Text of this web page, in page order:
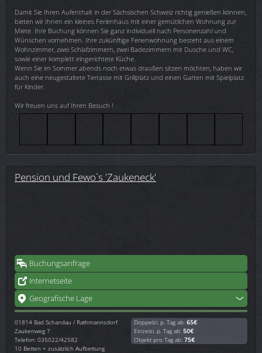
Damit Sie Ihren Aufenthalt in der Sächsischen Schweiz richtig genießen können,
bieten wir Ihnen ein kleines Ferienhaus mit einer gemütlichen Wohnung zur
Miete. Ihre Buchung können Sie ganz individuell nach Personenzahl und
Wünschen vornehmen. Ihre zukünftige Ferienwohnung besteht aus einem
Wohnzimmer, zwei Schlafzimmern, zwei Badezimmern mit Dusche und WC,
sowie einer komplett eingerichtete Küche.
Wenn Sie im Sommer abends noch etwas draußen sitzen möchten, haben wir
auch eine neugestaltete Terrasse mit Grillplatz und einen Garten mit Spielplatz
für Kinder.
Wir freuen uns auf Ihren Besuch !
Pension und Fewo`s 'Zaukeneck'
Buchungsanfrage
Internetseite
Geografische Lage
01814 Bad Schandau / Rathmannsdorf
Zaukenweg 7
Telefon: 035022/42582
10 Betten + zusätzlich Aufbettung
Doppelzi. p. Tag ab: 65€
Einzelzi. p. Tag ab: 50€
Objekt pro Tag ab: 75€